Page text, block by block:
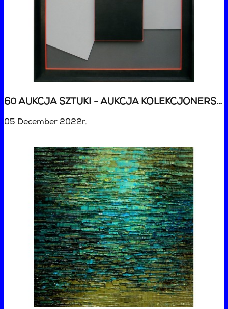
60 AUKCJA SZTUKI - AUKCJA KOLEKCJONERSKA ŚWIĄTECZNA
05 December 2022r.